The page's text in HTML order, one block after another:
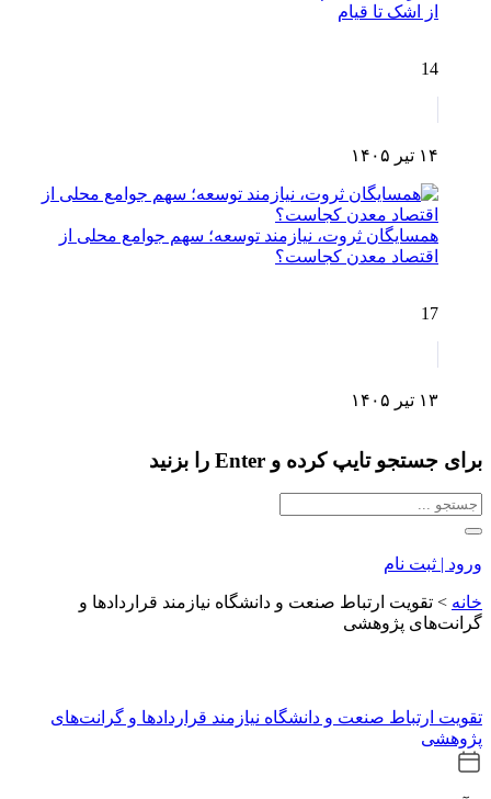
از اشک تا قیام
14
۱۴ تیر ۱۴۰۵
همسایگان ثروت، نیازمند توسعه؛ سهم جوامع محلی از
اقتصاد معدن کجاست؟
17
۱۳ تیر ۱۴۰۵
برای جستجو تایپ کرده و Enter را بزنید
ورود | ثبت نام
خانه > تقویت ارتباط صنعت و دانشگاه نیازمند قراردادها و
گرانت‌های پژوهشی
تقویت ارتباط صنعت و دانشگاه نیازمند قراردادها و گرانت‌های
پژوهشی